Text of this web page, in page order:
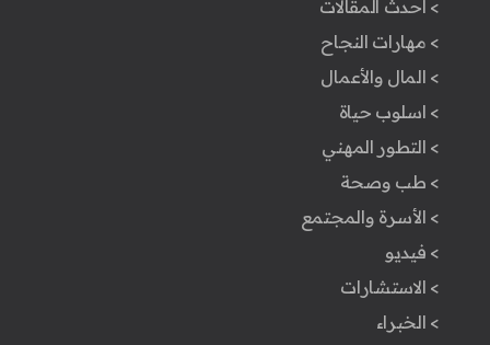
> أحدث المقالات
> مهارات النجاح
> المال والأعمال
> اسلوب حياة
> التطور المهني
> طب وصحة
> الأسرة والمجتمع
> فيديو
> الاستشارات
> الخبراء